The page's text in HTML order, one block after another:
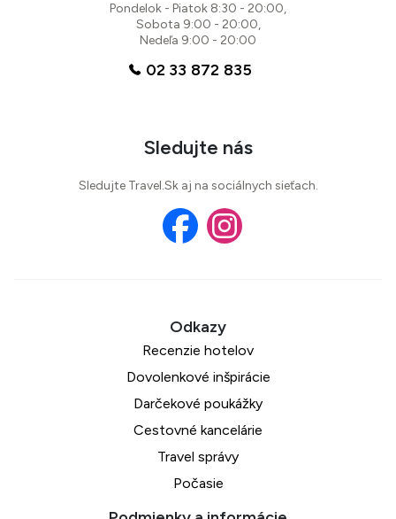
Pondelok - Piatok 8:30 - 20:00,
Sobota 9:00 - 20:00,
Nedeľa 9:00 - 20:00
02 33 872 835
Sledujte nás
Sledujte Travel.Sk aj na sociálnych sieťach.
Recenzie hotelov
Dovolenkové inšpirácie
Darčekové poukážky
Cestovné kancelárie
Travel správy
Počasie